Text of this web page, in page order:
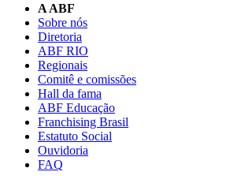
A ABF
Sobre nós
Diretoria
ABF RIO
Regionais
Comitê e comissões
Hall da fama
ABF Educação
Franchising Brasil
Estatuto Social
Ouvidoria
FAQ